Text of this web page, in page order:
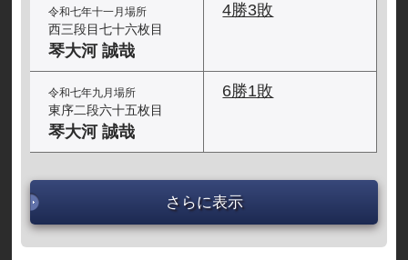
令和七年十一月場所
西三段目七十六枚目
琴大河 誠哉
4勝3敗
令和七年九月場所
東序二段六十五枚目
琴大河 誠哉
6勝1敗
さらに表示